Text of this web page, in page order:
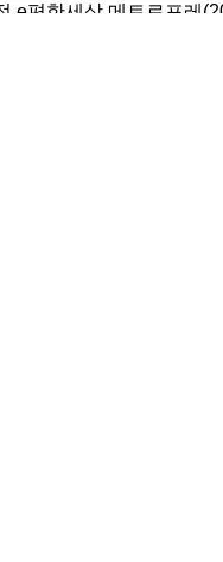
e편한세상 메트로포레